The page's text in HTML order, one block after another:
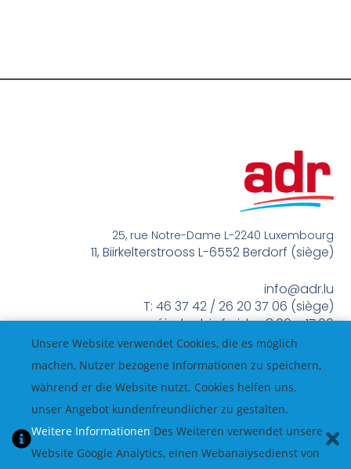
25, rue Notre-Dame L-2240 Luxembourg
11, Biirkelterstrooss L-6552 Berdorf (siège)
info@adr.lu
T: 46 37 42 / 26 20 37 06 (siège)
méindes bis freides 8:00 – 17:00
Unsere Website verwendet Cookies, die es möglich
machen, Nutzer bezogene Informationen zu speichern,
während er die Website nutzt. Cookies helfen uns,
unser Angebot kundenfreundlicher zu gestalten.
Weitere Informationen Des Weiteren verwendet unsere
Website Google Analytics, einen Webanalysedienst von